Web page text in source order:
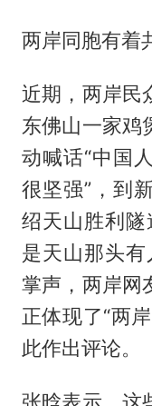
两岸同胞有着
近期，两岸民
东佛山一家鸡
动喊话“中国
很坚强”，到
绍天山胜利隧
是天山那头
掌声，两岸网
正体现了“两
此作出评论。